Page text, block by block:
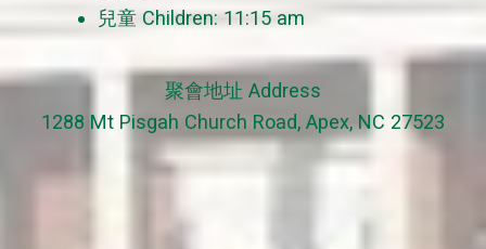
兒童 Children: 11:15 am
聚會地址 Address
1288 Mt Pisgah Church Road, Apex, NC 27523